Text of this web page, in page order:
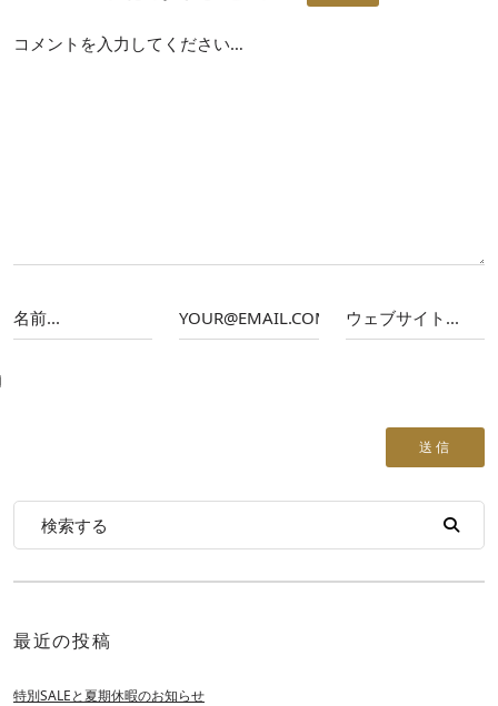
最近の投稿
特別SALEと夏期休暇のお知らせ